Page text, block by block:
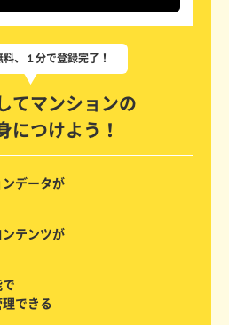
てマンションの
につけよう！
データが
テンツが
できる